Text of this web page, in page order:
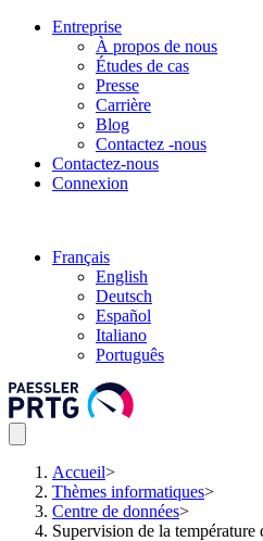
Entreprise
À propos de nous
Études de cas
Presse
Carrière
Blog
Contactez -nous
Contactez-nous
Connexion
Français
English
Deutsch
Español
Italiano
Português
Accueil>
Thèmes informatiques>
Centre de données>
Supervision de la température